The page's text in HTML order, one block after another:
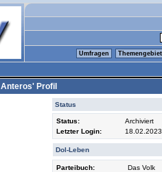
Umfragen
Anteros' Profil
Status
Status:
Archiviert
Letzter Login:
Dol-Leben
Parteibuch:
Das Volk